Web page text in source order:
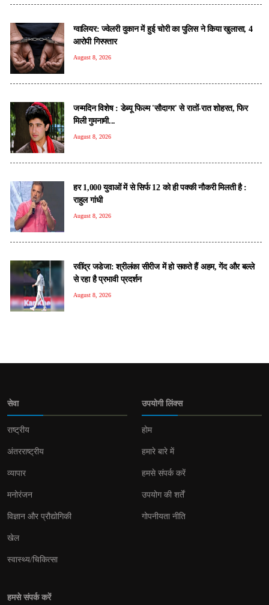
ग्वालियर: ज्वेलरी दुकान में हुई चोरी का पुलिस ने किया खुलासा, 4
आरोपी गिरफ्तार
August 8, 2026
जन्मदिन विशेष : डेब्यू फिल्म 'सौदागर' से रातों-रात शोहरत, फिर
मिली गुमनामी...
August 8, 2026
हर 1,000 युवाओं में से सिर्फ 12 को ही पक्की नौकरी मिलती है :
राहुल गांधी
August 8, 2026
रवींद्र जडेजा: श्रीलंका सीरीज में हो सकते हैं अहम, गेंद और बल्ले
से रहा है प्रभावी प्रदर्शन
August 8, 2026
सेवा
राष्ट्रीय
अंतरराष्ट्रीय
व्यापार
मनोरंजन
विज्ञान और प्रौद्योगिकी
खेल
स्वास्थ्य/चिकित्सा
उपयोगी लिंक्स
होम
हमारे बारे में
हमसे संपर्क करें
उपयोग की शर्तें
गोपनीयता नीति
हमसे संपर्क करें